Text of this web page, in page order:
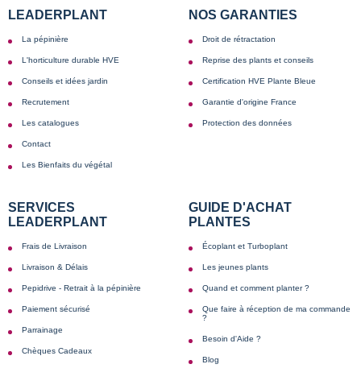
LEADERPLANT
La pépinière
L'horticulture durable HVE
Conseils et idées jardin
Recrutement
Les catalogues
Contact
Les Bienfaits du végétal
NOS GARANTIES
Droit de rétractation
Reprise des plants et conseils
Certification HVE Plante Bleue
Garantie d'origine France
Protection des données
SERVICES
LEADERPLANT
Frais de Livraison
Livraison & Délais
Pepidrive - Retrait à la pépinière
Paiement sécurisé
Parrainage
Chèques Cadeaux
GUIDE D'ACHAT
PLANTES
Écoplant et Turboplant
Les jeunes plants
Quand et comment planter ?
Que faire à réception de ma commande
?
Besoin d'Aide ?
Blog